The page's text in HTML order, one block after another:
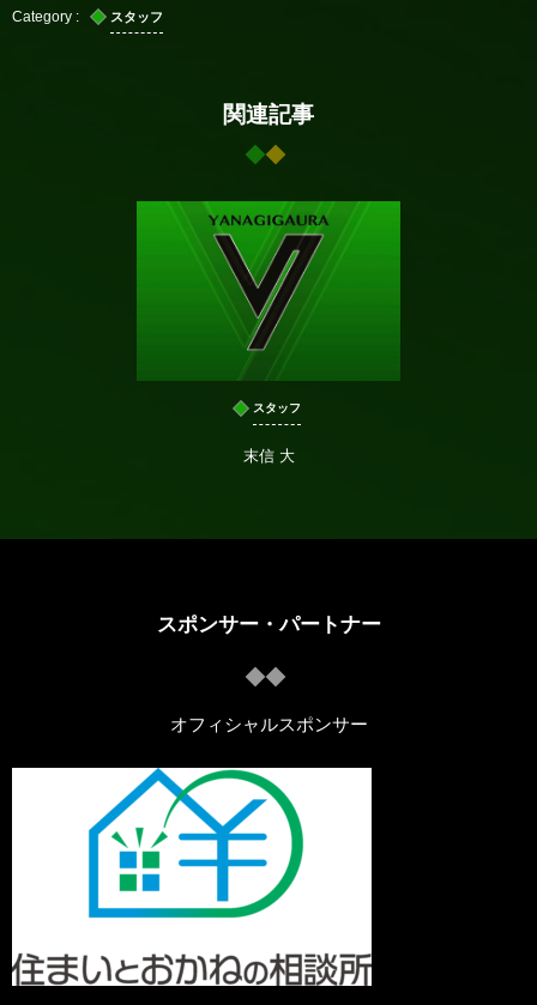
スタッフ
関連記事
スタッフ
末信 大
スポンサー・パートナー
オフィシャルスポンサー